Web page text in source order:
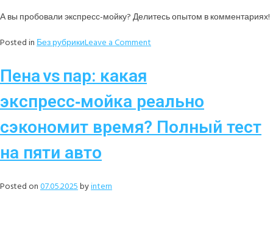
А вы пробовали экспресс-мойку? Делитесь опытом в комментариях!
Posted inБез рубрикиLeave a Comment
Пена vs пар: какая
экспресс‑мойка реально
сэкономит время? Полный тест
на пяти авто
Posted on07.05.2025byintern